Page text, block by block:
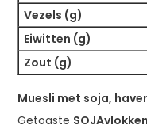
Vezels (g)
Eiwitten (g)
Zout (g)
Muesli met soja,
Getoaste SOJAvlokken